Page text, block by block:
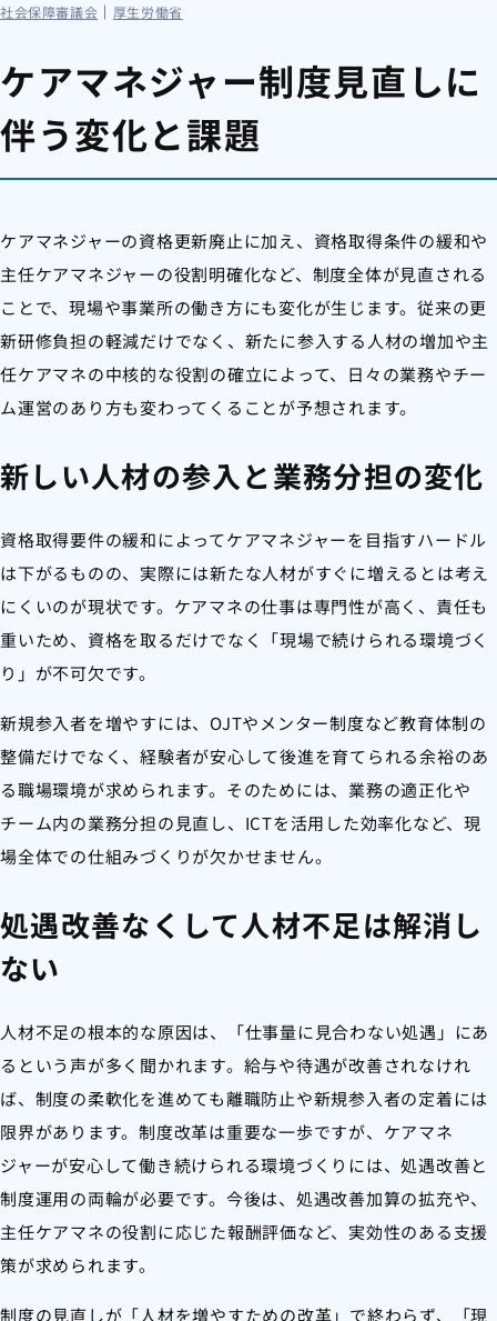
社会保障審議会 ｜ 厚生労働省
ケアマネジャー制度見直しに
伴う変化と課題
ケアマネジャーの資格更新廃止に加え、資格取得条件の緩和や
主任ケアマネジャーの役割明確化など、制度全体が見直される
ことで、現場や事業所の働き方にも変化が生じます。従来の更
新研修負担の軽減だけでなく、新たに参入する人材の増加や主
任ケアマネの中核的な役割の確立によって、日々の業務やチー
ム運営のあり方も変わってくることが予想されます。
新しい人材の参入と業務分担の変化
資格取得要件の緩和によってケアマネジャーを目指すハードル
は下がるものの、実際には新たな人材がすぐに増えるとは考え
にくいのが現状です。ケアマネの仕事は専門性が高く、責任も
重いため、資格を取るだけでなく「現場で続けられる環境づく
り」が不可欠です。
新規参入者を増やすには、OJTやメンター制度など教育体制の
整備だけでなく、経験者が安心して後進を育てられる余裕のあ
る職場環境が求められます。そのためには、業務の適正化や
チーム内の業務分担の見直し、ICTを活用した効率化など、現
場全体での仕組みづくりが欠かせません。
処遇改善なくして人材不足は解消し
ない
人材不足の根本的な原因は、「仕事量に見合わない処遇」にあ
るという声が多く聞かれます。給与や待遇が改善されなけれ
ば、制度の柔軟化を進めても離職防止や新規参入者の定着には
限界があります。制度改革は重要な一歩ですが、ケアマネ
ジャーが安心して働き続けられる環境づくりには、処遇改善と
制度運用の両輪が必要です。今後は、処遇改善加算の拡充や、
主任ケアマネの役割に応じた報酬評価など、実効性のある支援
策が求められます。
制度の見直しが「人材を増やすための改革」で終わらず、「現